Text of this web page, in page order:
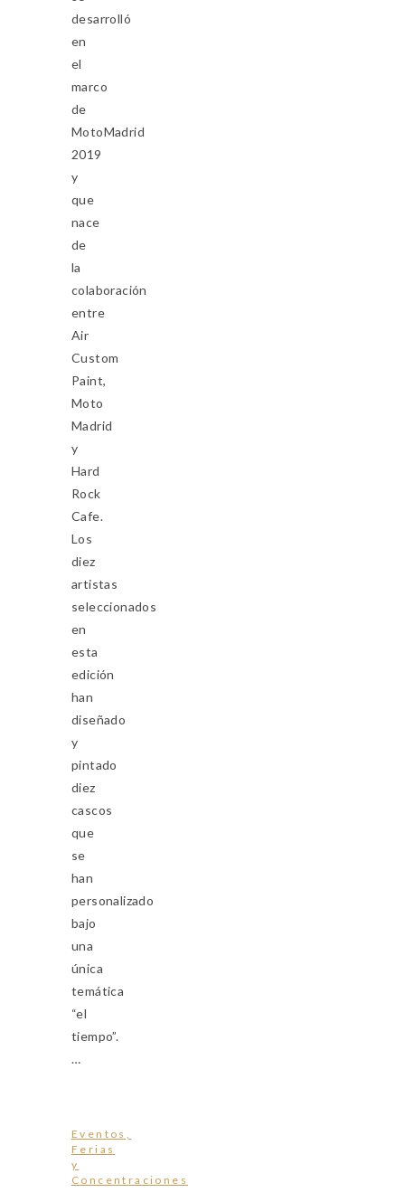
desarrolló
en
el
marco
de
MotoMadrid
2019
y
que
nace
de
la
colaboración
entre
Air
Custom
Paint,
Moto
Madrid
y
Hard
Rock
Cafe.
Los
diez
artistas
seleccionados
en
esta
edición
han
diseñado
y
pintado
diez
cascos
que
se
han
personalizado
bajo
una
única
temática
“el
tiempo”.
…
Eventos,
Ferias
y
Concentraciones